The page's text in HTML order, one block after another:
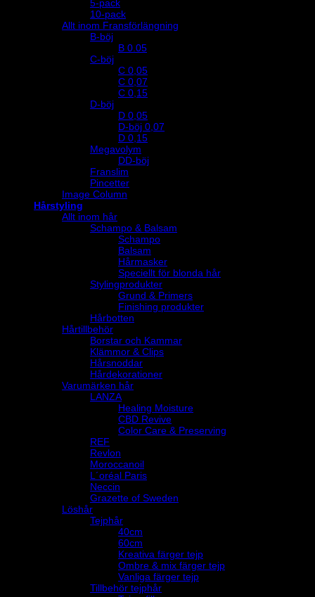
5-pack
10-pack
Allt inom Fransförlängning
B-böj
B 0.05
C-böj
C 0,05
C 0,07
C 0,15
D-böj
D 0,05
D-böj 0,07
D 0,15
Megavolym
DD-böj
Franslim
Pincetter
Image Column
Hårstyling
Allt inom hår
Schampo & Balsam
Schampo
Balsam
Hårmasker
Speciellt för blonda hår
Stylingprodukter
Grund & Primers
Finishing produkter
Hårbotten
Hårtillbehör
Borstar och Kammar
Klämmor & Clips
Hårsnoddar
Hårdekorationer
Varumärken hår
LANZA
Healing Moisture
CBD Revive
Color Care & Preserving
REF
Revlon
Moroccanoil
L´oréal Paris
Neccin
Grazette of Sweden
Löshår
Tejphår
40cm
60cm
Kreativa färger tejp
Ombre & mix färger tejp
Vanliga färger tejp
Tillbehör tejphår